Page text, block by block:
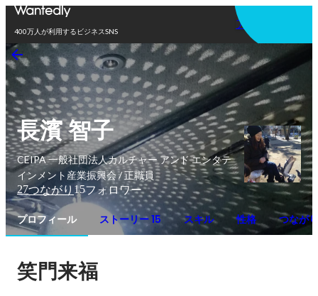
400万人が利用するビジネスSNS
アプリを使う
長濱 智子
CEIPA 一般社団法人カルチャー アンド エンタテ
インメント産業振興会 / 正職員
27つながり 15フォロワー
プロフィール ストーリー 15 スキル 性格 つながり
笑門来福